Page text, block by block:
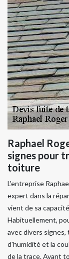
Raphael
signes pour
toiture
L'entreprise
expert dans la
vient de sa
Habituellement,
avec divers signes,
d'humidité et la
de la trace. Avant